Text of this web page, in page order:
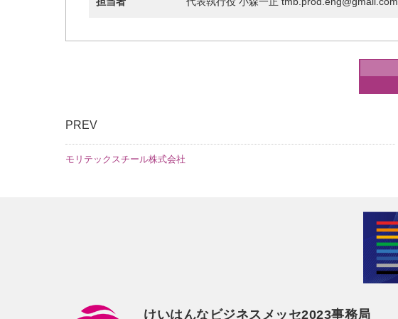
PREV
モリテックスチール株式会社
けいはんなビジネスメッセ2023事務局